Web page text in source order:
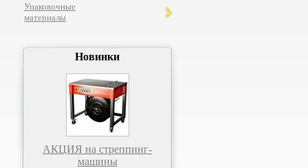
Упаковочные
материалы
Новинки
АКЦИЯ на стреппинг-
машины